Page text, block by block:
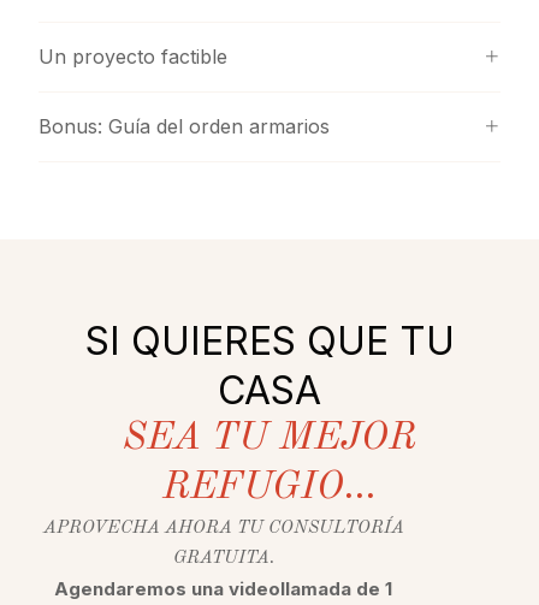
Un proyecto factible
Bonus: Guía del orden armarios
SI QUIERES QUE TU
CASA
SEA TU MEJOR
REFUGIO...
APROVECHA AHORA TU CONSULTORÍA
GRATUITA.
Agendaremos una videollamada de 1